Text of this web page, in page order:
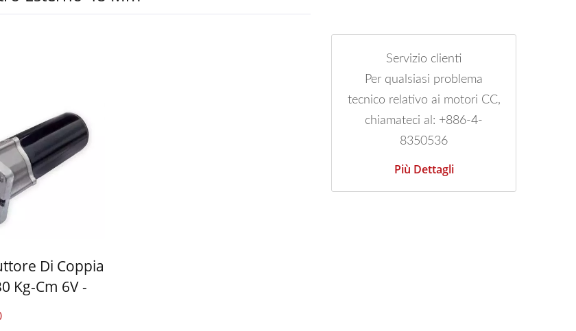
Di Coppia
Kg-Cm 6V -
Servizio clienti
Per qualsiasi problema
tecnico relativo ai motori CC,
chiamateci al: +886-4-
8350536
Più Dettagli